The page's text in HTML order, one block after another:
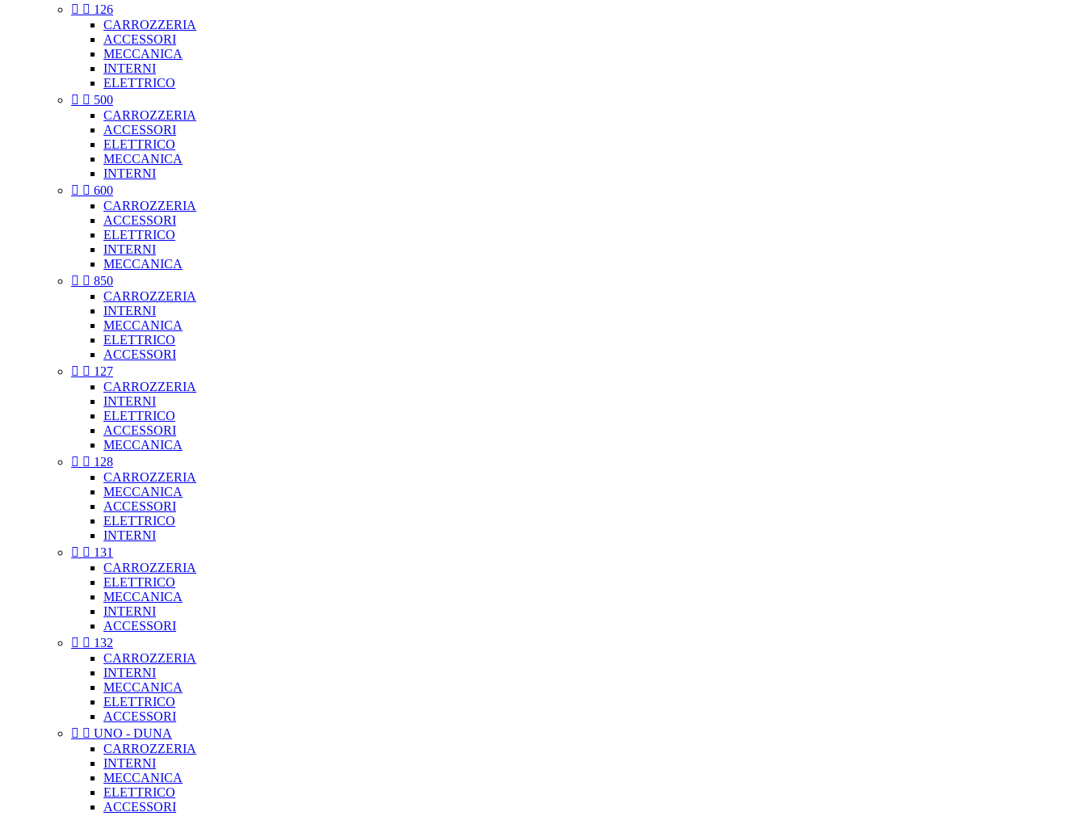
  126
CARROZZERIA
ACCESSORI
MECCANICA
INTERNI
ELETTRICO
  500
CARROZZERIA
ACCESSORI
ELETTRICO
MECCANICA
INTERNI
  600
CARROZZERIA
ACCESSORI
ELETTRICO
INTERNI
MECCANICA
  850
CARROZZERIA
INTERNI
MECCANICA
ELETTRICO
ACCESSORI
  127
CARROZZERIA
INTERNI
ELETTRICO
ACCESSORI
MECCANICA
  128
CARROZZERIA
MECCANICA
ACCESSORI
ELETTRICO
INTERNI
  131
CARROZZERIA
ELETTRICO
MECCANICA
INTERNI
ACCESSORI
  132
CARROZZERIA
INTERNI
MECCANICA
ELETTRICO
ACCESSORI
  UNO - DUNA
CARROZZERIA
INTERNI
MECCANICA
ELETTRICO
ACCESSORI